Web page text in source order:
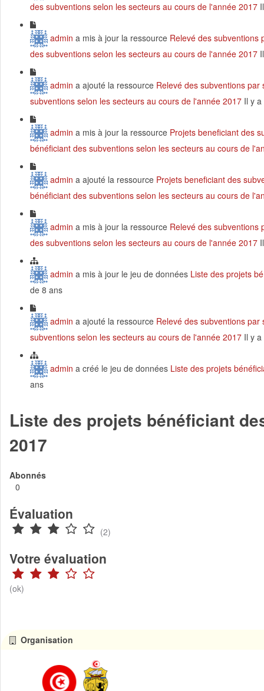
des subventions selon les secteurs au cours de l'année 2017
admin a mis à jour la ressource Relevé des subventions
des subventions selon les secteurs au cours de l'année 2017
admin a ajouté la ressource Relevé des subventions
subventions selon les secteurs au cours de l'année 2017 Il y
admin a mis à jour la ressource Projets beneficiant des
bénéficiant des subventions selon les secteurs au cours de
admin a ajouté la ressource Projets beneficiant des
bénéficiant des subventions selon les secteurs au cours de
admin a mis à jour la ressource Relevé des subventions
des subventions selon les secteurs au cours de l'année 2017
admin a mis à jour le jeu de données Liste des projets
de 8 ans
admin a ajouté la ressource Relevé des subventions
subventions selon les secteurs au cours de l'année 2017 Il y
admin a créé le jeu de données Liste des projets
ans
Liste des projets bénéficiant
2017
Abonnés
0
Évaluation
(2)
Votre évaluation
(ok)
Organisation